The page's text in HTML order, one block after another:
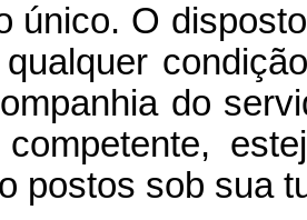
único. O
do
competente,
postos sob sua